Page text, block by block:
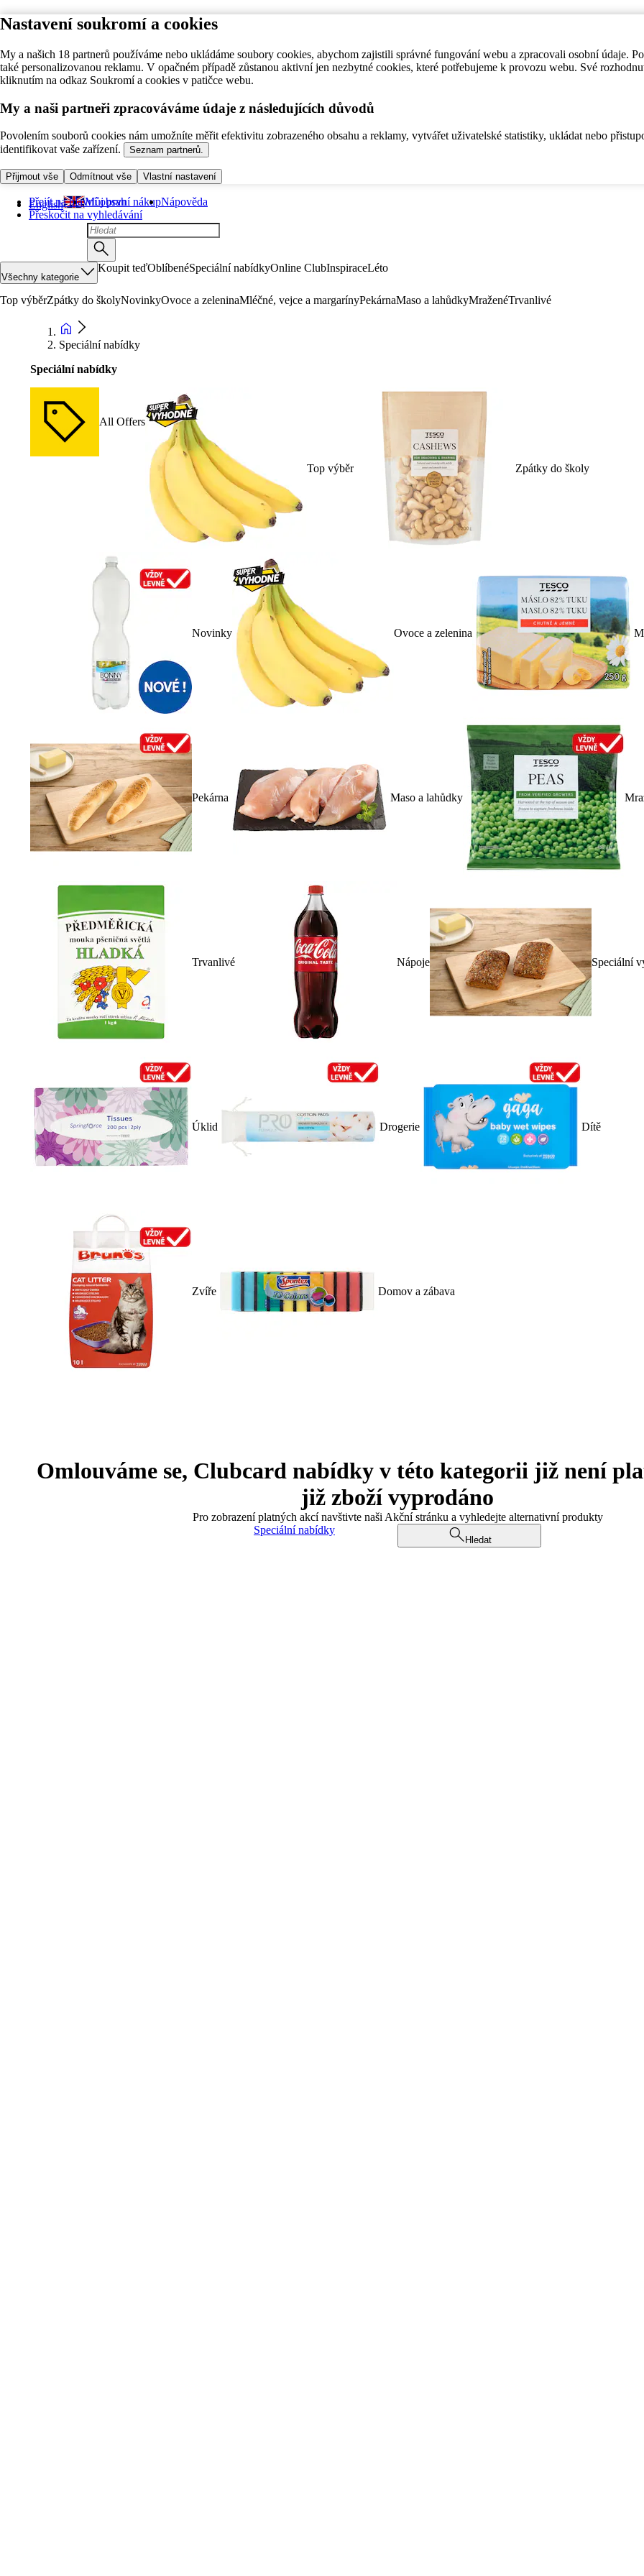
Nastavení soukromí a cookies
My a našich 18 partnerů používáme nebo ukládáme soubory cookies, abychom zajistili správné fungování webu a zpracovali osobní údaje.
také personalizovanou reklamu. V opačném případě zůstanou aktivní jen nezbytné cookies, které potřebujeme k provozu webu. Své
kliknutím na odkaz Soukromí a cookies v patičce webu.
My a naši partneři zpracováváme údaje z následujících důvodů
Povolením souborů cookies nám umožníte měřit efektivitu zobrazeného obsahu a reklamy, vytvářet uživatelské statistiky, ukládat nebo
identifikovat vaše zařízení.
Seznam partnerů.
Přijmout vše Odmítnout vše Vlastní nastavení
Přejít na hlavní obsah
Přeskočit na vyhledávání
English Můj první nákupNápověda
Všechny kategorie
Koupit teďOblíbenéSpeciální nabídkyOnline ClubInspiraceLéto
Top výběrZpátky do školyNovinkyOvoce a zeleninaMléčné, vejce a margarínyPekárnaMaso a lahůdkyMraženéTrvanlivé
Speciální nabídky
Speciální nabídky
All Offers
Top výběr Zpátky do školy
Novinky Ovoce a zelenina
Pekárna Maso a lahůdky
Trvanlivé Nápoje Speciální
Úklid Drogerie Dítě
Zvíře Domov a zábava
Omlouváme se, Clubcard nabídky v této kategorii již není
již zboží vyprodáno
Pro zobrazení platných akcí navštivte naši Akční stránku a vyhledejte alternativní produkty
Speciální nabídky
Hledat